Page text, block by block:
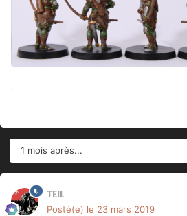
1 mois après...
teil
Posté(e) le 23 mars 2019